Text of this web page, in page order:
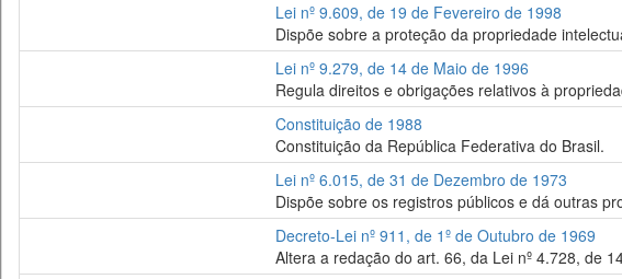
Lei nº 9.609, de 19 de Fevereiro de 1998
Dispõe sobre a proteção da propriedade
Lei nº 9.279, de 14 de Maio de 1996
Regula direitos e obrigações relativos à
Constituição de 1988
Constituição da República Federativa do Brasil.
Lei nº 6.015, de 31 de Dezembro de 1973
Dispõe sobre os registros públicos e dá outras
Decreto-Lei nº 911, de 1º de Outubro de 1969
Altera a redação do art. 66, da Lei nº 4.728, de